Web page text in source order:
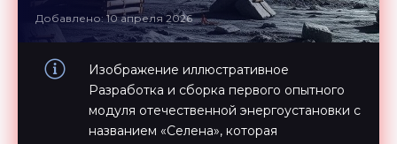
Добавлено: 10 апреля 2026
Изображение иллюстративное
Разработка и сборка первого опытного
модуля отечественной энергоустановки с
названием «Селена», которая